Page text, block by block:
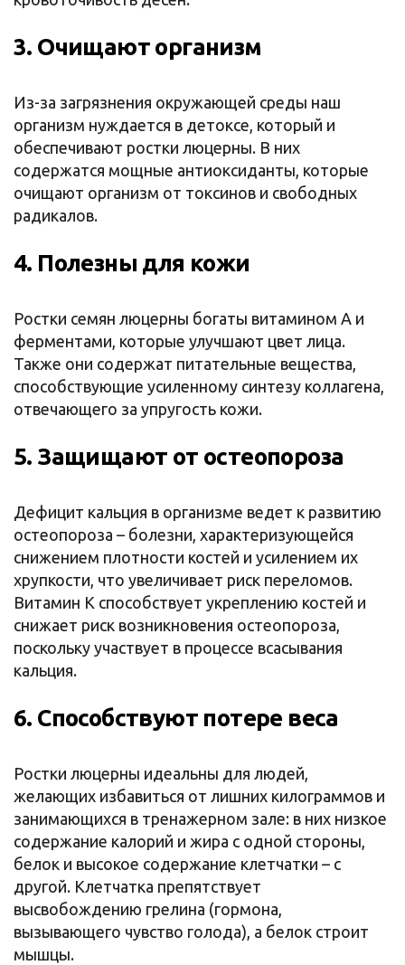
3. Очищают организм
Из-за загрязнения окружающей среды наш
организм нуждается в детоксе, который и
обеспечивают ростки люцерны. В них
содержатся мощные антиоксиданты, которые
очищают организм от токсинов и свободных
радикалов.
4. Полезны для кожи
Ростки семян люцерны богаты витамином А и
ферментами, которые улучшают цвет лица.
Также они содержат питательные вещества,
способствующие усиленному синтезу коллагена,
отвечающего за упругость кожи.
5. Защищают от остеопороза
Дефицит кальция в организме ведет к развитию
остеопороза – болезни, характеризующейся
снижением плотности костей и усилением их
хрупкости, что увеличивает риск переломов.
Витамин К способствует укреплению костей и
снижает риск возникновения остеопороза,
поскольку участвует в процессе всасывания
кальция.
6. Способствуют потере веса
Ростки люцерны идеальны для людей,
желающих избавиться от лишних килограммов и
занимающихся в тренажерном зале: в них низкое
содержание калорий и жира с одной стороны,
белок и высокое содержание клетчатки – с
другой. Клетчатка препятствует
высвобождению грелина (гормона,
вызывающего чувство голода), а белок строит
мышцы.